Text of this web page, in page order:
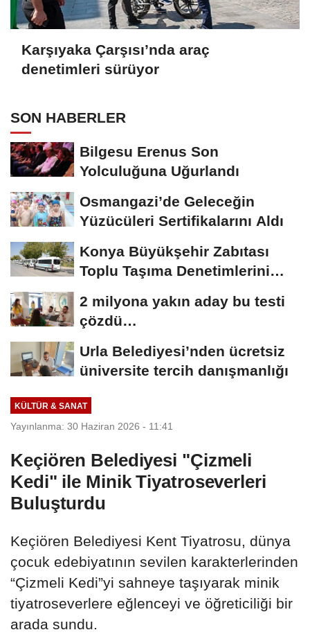
Karşıyaka Çarşısı’nda araç
denetimleri sürüyor
SON HABERLER
Bilgesu Erenus Son
Yolculuğuna Uğurlandı
Osmangazi’de Geleceğin
Yüzücüleri Sertifikalarını Aldı
Konya Büyükşehir Zabıtası
Toplu Taşıma Denetimlerini
2 milyona yakın aday bu testi
çözdü…
Urla Belediyesi’nden ücretsiz
üniversite tercih danışmanlığı
KÜLTÜR & SANAT
Yayınlanma: 30 Haziran 2026 - 11:41
Keçiören Belediyesi "Çizmeli
Kedi" ile Minik Tiyatroseverleri
Buluşturdu
Keçiören Belediyesi Kent Tiyatrosu, dünya
çocuk edebiyatının sevilen karakterlerinden
“Çizmeli Kedi”yi sahneye taşıyarak minik
tiyatroseverlere eğlenceyi ve öğreticiliği bir
arada sundu.